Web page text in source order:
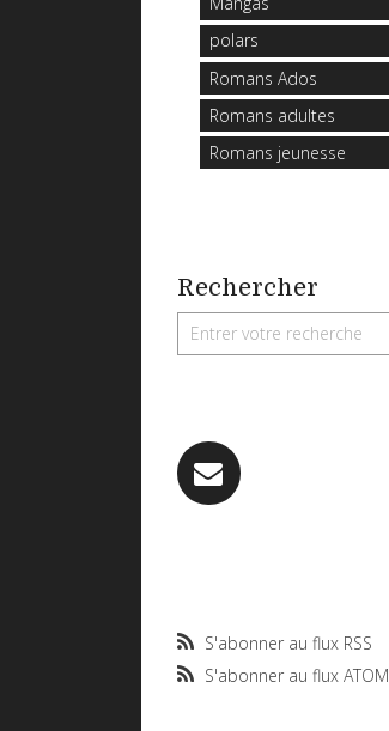
polars
Romans Ados
Romans adultes
Romans jeunesse
Rechercher
S'abonner au flux RSS
S'abonner au flux ATOM